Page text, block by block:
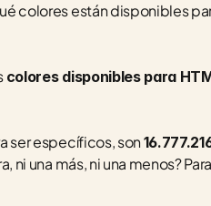
colores están disponibles
colores disponibles para
ser específicos, son
ni una más, ni una menos?